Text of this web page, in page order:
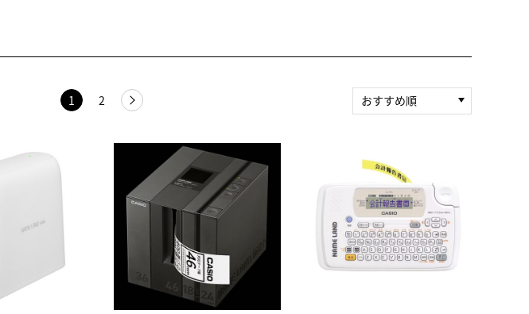
1 2
おすすめ順
順）
人気順
レビュー件数（多い
順）
レビュー評価（高い
順）
価格（安い順）
価格（高い順）